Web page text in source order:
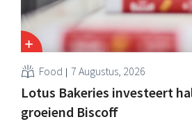
Food 7 Augustus, 2026
Lotus Bakeries investeert
groeiend Biscoff